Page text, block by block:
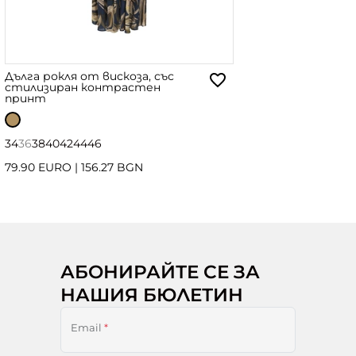
Дълга рокля от вискоза, със
стилизиран контрастен
принт
34363840424446
79.90 EURO | 156.27 BGN
АБОНИРАЙТЕ СЕ ЗА
НАШИЯ БЮЛЕТИН
Email *